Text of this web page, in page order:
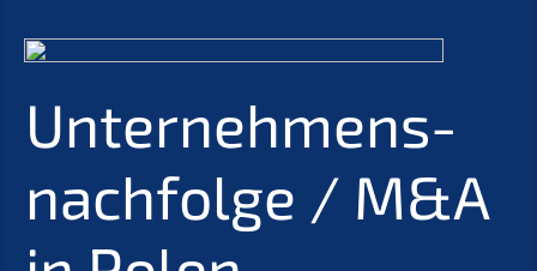
Unternehmens­
nachfolge / M&A